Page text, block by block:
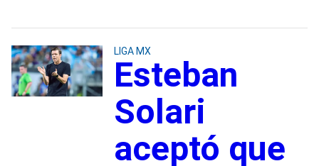
LIGA MX
Esteban
Solari
aceptó que